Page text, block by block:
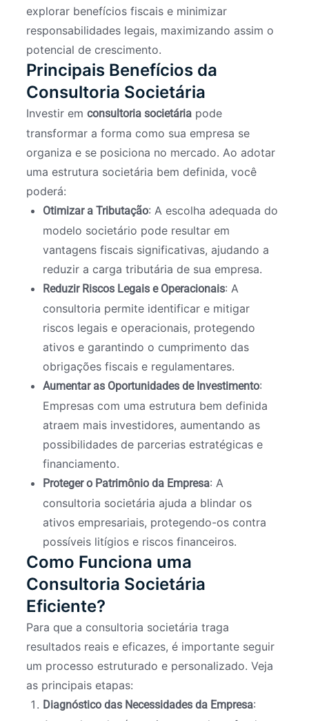
explorar benefícios fiscais e minimizar
responsabilidades legais, maximizando assim o
potencial de crescimento.
Principais Benefícios da
Consultoria Societária
Investir emconsultoria societária pode
transformar a forma como sua empresa se
organiza e se posiciona no mercado. Ao adotar
uma estrutura societária bem definida, você
poderá:
Otimizar a Tributação: A escolha adequada do
modelo societário pode resultar em
vantagens fiscais significativas, ajudando a
reduzir a carga tributária de sua empresa.
Reduzir Riscos Legais e Operacionais: A
consultoria permite identificar e mitigar
riscos legais e operacionais, protegendo
ativos e garantindo o cumprimento das
obrigações fiscais e regulamentares.
Aumentar as Oportunidades de Investimento:
Empresas com uma estrutura bem definida
atraem mais investidores, aumentando as
possibilidades de parcerias estratégicas e
financiamento.
Proteger o Patrimônio da Empresa: A
consultoria societária ajuda a blindar os
ativos empresariais, protegendo-os contra
possíveis litígios e riscos financeiros.
Como Funciona uma
Consultoria Societária
Eficiente?
Para que a consultoria societária traga
resultados reais e eficazes, é importante seguir
um processo estruturado e personalizado. Veja
as principais etapas:
Diagnóstico das Necessidades da Empresa: